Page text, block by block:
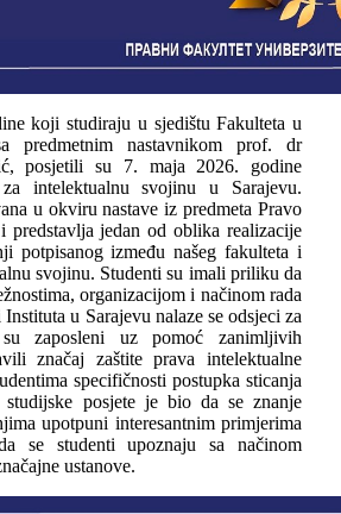
koji studiraju u sjedištu Fakulteta u
predmetnim nastavnikom prof. dr
posjetili su 7. maja 2026. godine
intelektualnu svojinu u Sarajevu.
u okviru nastave iz predmeta Pravo
predstavlja jedan od oblika realizacije
potpisanog između našeg fakulteta i
svojinu. Studenti su imali priliku da
organizacijom i načinom rada
u Sarajevu nalaze se odsjeci za
zaposleni uz pomoć zanimljivih
značaj zaštite prava intelektualne
specifičnosti postupka sticanja
posjete je bio da se znanje
upotpuni interesantnim primjerima
se studenti upoznaju sa načinom
ustanove.